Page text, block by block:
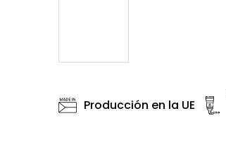
Producción en la UE